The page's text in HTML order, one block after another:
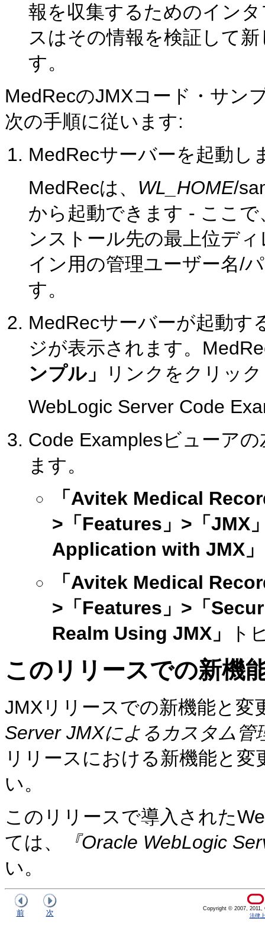
報を収集するためのイン
スはその情報を検証して
す。
MedRecのJMXコード・サン
次の手順に従います:
MedRecサーバーを起動し
MedRecは、 WL_HOME/
から起動できます - ここで
ンストール先の最上位デ
イン用の管理ユーザー名/
す。
MedRecサーバーが起動す
ジが表示されます。
ンプル」
リンクをクリッ
WebLogic Server Code
Code Examplesビューア
ます。
「Avitek Medical
>「Features」>「JMX
Application with JMX」
「Avitek Medical
>「Features」>「
Realm Using JMX」
ト
このリリースでの新機
JMXリリースでの新機能と変
Server JMXによるカスタム管
リリースにおける新機能と
い。
このリリースで導入された
ては、
『Oracle WebLogic
い。
前 次
Copyright © 2007, 2011,
法律